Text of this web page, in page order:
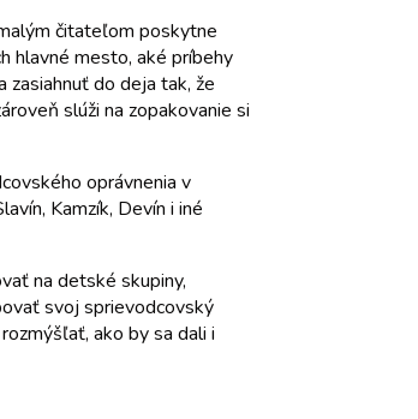
čitateľom poskytne
hlavné mesto, aké príbehy
zasiahnuť do deja tak, že
slúži na zopakovanie si
oprávnenia v
Kamzík, Devín i iné
na detské skupiny,
svoj sprievodcovský
ako by sa dali i